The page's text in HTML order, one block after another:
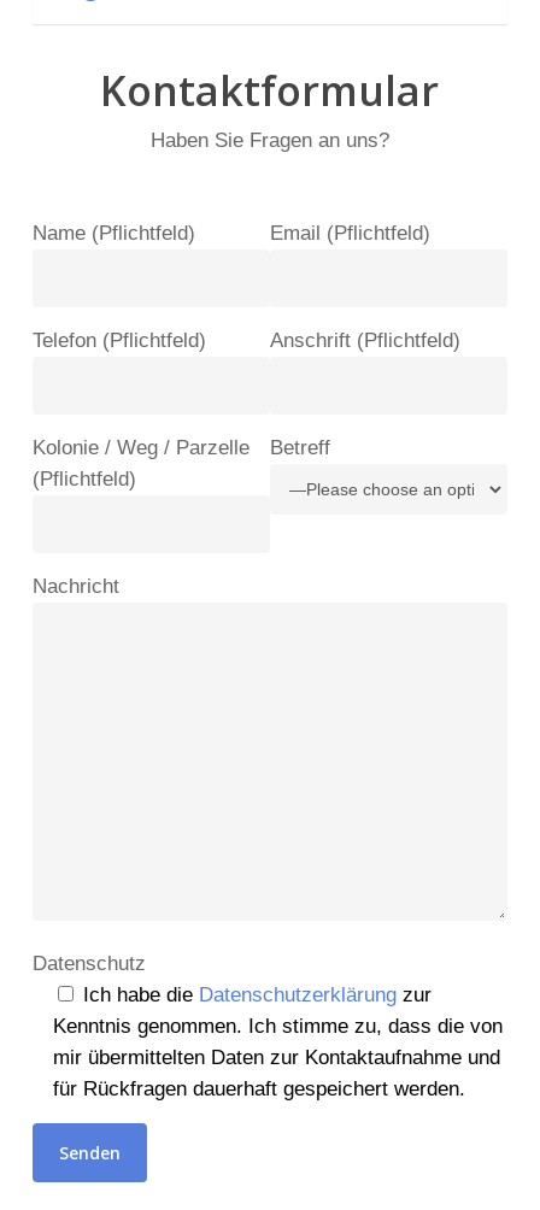
Kontaktformular
Haben Sie Fragen an uns?
Name (Pflichtfeld) Email (Pflichtfeld)
Telefon (Pflichtfeld) Anschrift (Pflichtfeld)
Kolonie / Weg / Parzelle
(Pflichtfeld)
Betreff
Nachricht
Datenschutz
Ich habe die Datenschutzerklärung zur
Kenntnis genommen. Ich stimme zu, dass die von
mir übermittelten Daten zur Kontaktaufnahme und
für Rückfragen dauerhaft gespeichert werden.